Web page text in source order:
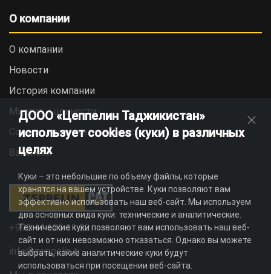
О компании
О компании
Новости
История компании
Миссия и ценности
Социальная ответственность
Вакансии
+992 44 625 11 22
info@zeppelin.tj
ДООО «Цеппелин Таджикистан»
использует cookies (куки) в различных
целях
Куки – это небольшие по объему файлы, которые
хранятся на вашем устройстве. Куки позволяют вам
эффективно использовать наш веб-сайт. Мы используем
два основных вида куки: технические и аналитические.
Технические куки позволяют вам использовать наш веб-
сайт и от них невозможно отказаться. Однако вы можете
выбрать, какие аналитические куки будут
использоваться при посещении веб-сайта.